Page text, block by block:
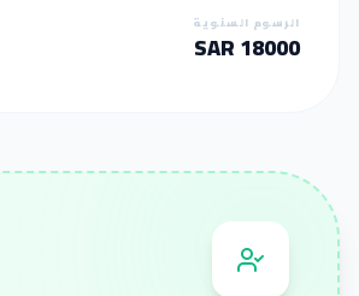
الرسوم السنوية
18000 SAR